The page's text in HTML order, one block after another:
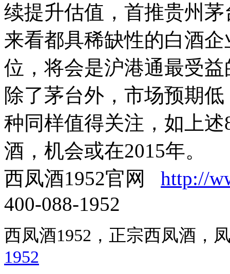
续提升估值，首推贵州
来看都具稀缺性的白酒
位，将会是沪港通最受
除了茅台外，市场预期
种同样值得关注，如上
酒，机会或在2015年。
西凤酒1952官网 http://
400-088-1952
西凤酒1952，正宗西凤酒
1952